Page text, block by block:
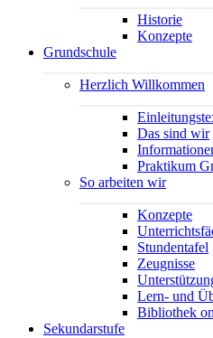
Historie
Konzepte
Grundschule
Herzlich Willkommen
Das sind wir
Praktikum
So arbeiten wir
Konzepte
Stundentafel
Zeugnisse
Lern- und
Bibliothek
Sekundarstufe